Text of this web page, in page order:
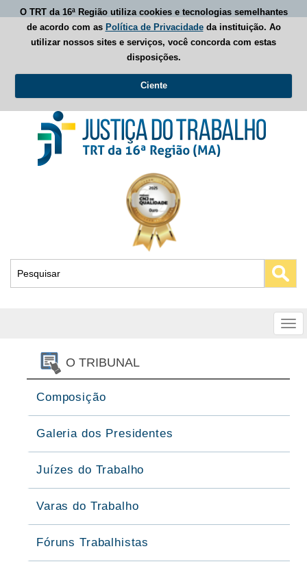
O TRT da 16ª Região utiliza cookies e tecnologias semelhantes
de acordo com as Política de Privacidadeda instituição. Ao
utilizar nossos sites e serviços, você concorda com estas
disposições.
Ciente
O TRIBUNAL
Composição
Galeria dos Presidentes
Juízes do Trabalho
Varas do Trabalho
Fóruns Trabalhistas